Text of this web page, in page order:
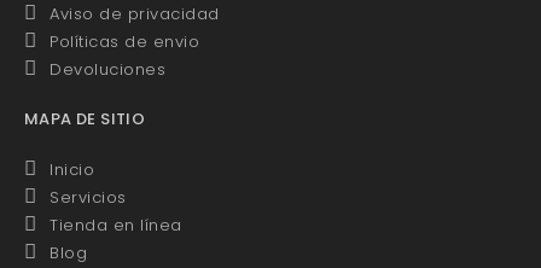
Aviso de privacidad
Políticas de envio
Devoluciones
MAPA DE SITIO
Inicio
Servicios
Tienda en línea
Blog